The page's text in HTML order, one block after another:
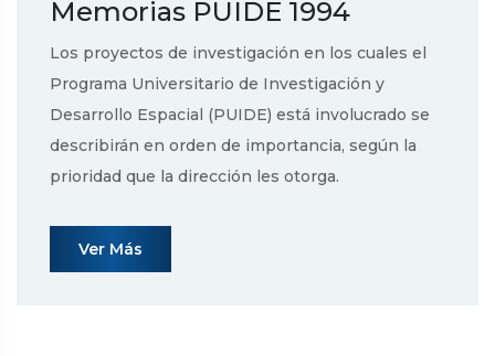
Memorias PUIDE 1994
Los proyectos de investigación en los cuales el
Programa Universitario de Investigación y
Desarrollo Espacial (PUIDE) está involucrado se
describirán en orden de importancia, según la
prioridad que la dirección les otorga.
Ver Más